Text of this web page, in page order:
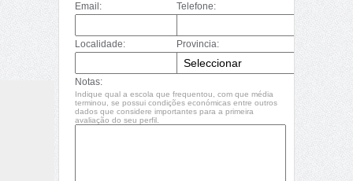
Email:
Localidade:
Telefone:
Provincia:
Notas:
Indique qual a escola que frequentou, com que média
terminou, se possui condições económicas entre outros
dados que considere importantes para a primeira
avaliação do seu perfil.